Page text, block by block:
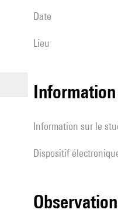
date
lieu
Information sur le
Dispositif